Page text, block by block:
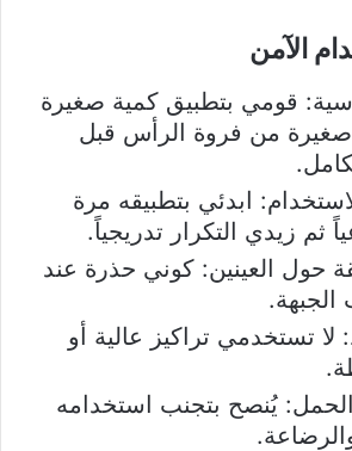
الآمن
قومي بتطبيق كمية صغيرة
من فروة الرأس قبل
ابدئي بتطبيقه مرة
ثم زيدي التكرار تدريجياً.
حول العينين: كوني حذرة عند
الجبهة.
لا تستخدمي تراكيز عالية أو
يُنصح بتجنب استخدامه